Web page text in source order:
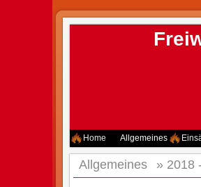
Home Allgemeines
Allgemeines » 2018